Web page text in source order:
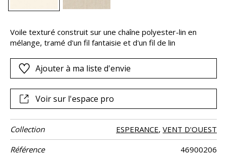
Voile texturé construit sur une chaîne polyester-lin en
mélange, tramé d'un fil fantaisie et d'un fil de lin
Ajouter à ma liste d'envie
Voir sur l'espace pro
Collection ESPERANCE, VENT D'OUEST
Référence
46900206